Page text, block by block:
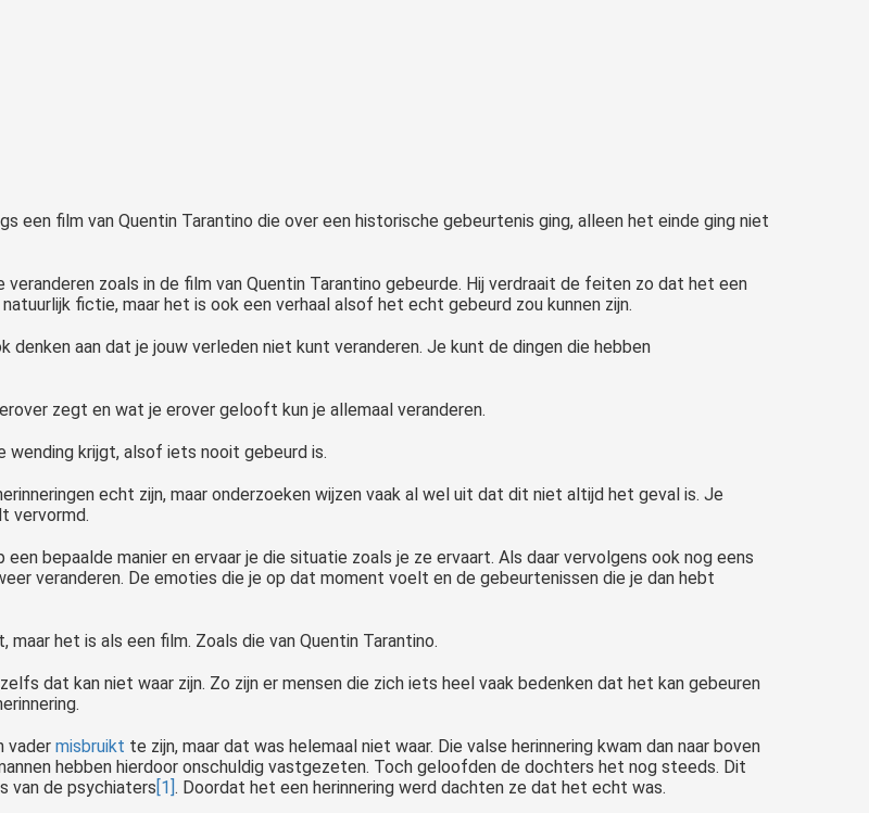
een film van Quentin Tarantino die over een historische gebeurtenis ging, alleen het einde ging niet
zoals in de film van Quentin Tarantino gebeurde. Hij verdraait de feiten zo dat het een
fictie, maar het is ook een verhaal alsof het echt gebeurd zou kunnen zijn.
aan dat je jouw verleden niet kunt veranderen. Je kunt de dingen die hebben
zegt en wat je erover gelooft kun je allemaal veranderen.
wending krijgt, alsof iets nooit gebeurd is.
echt zijn, maar onderzoeken wijzen vaak al wel uit dat dit niet altijd het geval is. Je
vervormd.
een bepaalde manier en ervaar je die situatie zoals je ze ervaart. Als daar vervolgens ook nog eens
veranderen. De emoties die je op dat moment voelt en de gebeurtenissen die je dan hebt
het is als een film. Zoals die van Quentin Tarantino.
dat kan niet waar zijn. Zo zijn er mensen die zich iets heel vaak bedenken dat het kan gebeuren
vader misbruikt te zijn, maar dat was helemaal niet waar. Die valse herinnering kwam dan naar boven
hebben hierdoor onschuldig vastgezeten. Toch geloofden de dochters het nog steeds. Dit
van de psychiaters[1]. Doordat het een herinnering werd dachten ze dat het echt was.